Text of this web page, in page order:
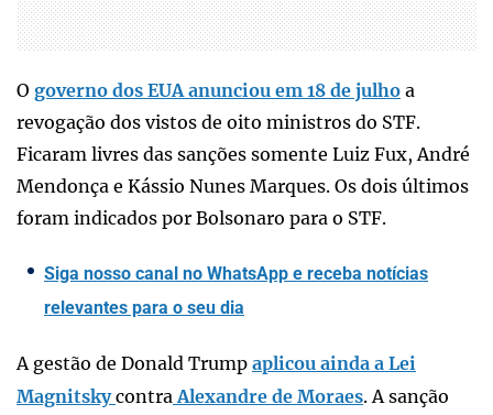
O governo dos EUA anunciou em 18 de julho a
revogação dos vistos de oito ministros do STF.
Ficaram livres das sanções somente Luiz Fux, André
Mendonça e Kássio Nunes Marques. Os dois últimos
foram indicados por Bolsonaro para o STF.
Siga nosso canal no WhatsApp e receba notícias
relevantes para o seu dia
A gestão de Donald Trump aplicou ainda a Lei
Magnitsky contra Alexandre de Moraes. A sanção